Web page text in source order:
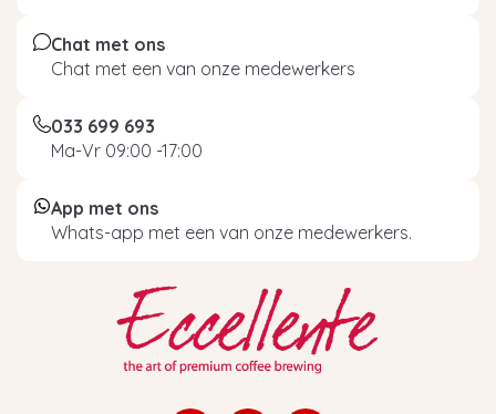
Chat met ons
Chat met een van onze medewerkers
033 699 693
Ma-Vr 09:00 -17:00
App met ons
Whats-app met een van onze medewerkers.